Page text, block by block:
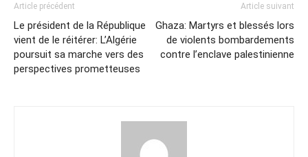
Article précédent
Le président de la République
vient de le réitérer: L’Algérie
poursuit sa marche vers des
perspectives prometteuses
Article suivant
Ghaza: Martyrs et blessés lors
de violents bombardements
contre l’enclave palestinienne